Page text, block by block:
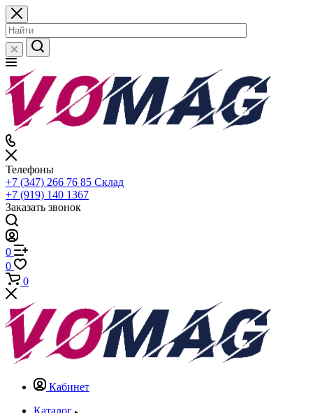
Телефоны
+7 (347) 266 76 85 Склад
+7 (919) 140 1367
Заказать звонок
0
0
0
Кабинет
Каталог